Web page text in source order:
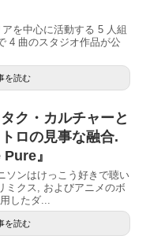
を中心に活動する 5 人組
4 曲のスタジオ作品が公
を読む
ク・カルチャーと
ロの見事な融合.
』
ソンはけっこう好きで聴い
ミクス, およびアニメのボ
したダ...
を読む